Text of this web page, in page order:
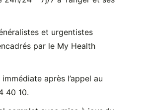
et urgentistes
par le My Health
après l’appel au
40 10.